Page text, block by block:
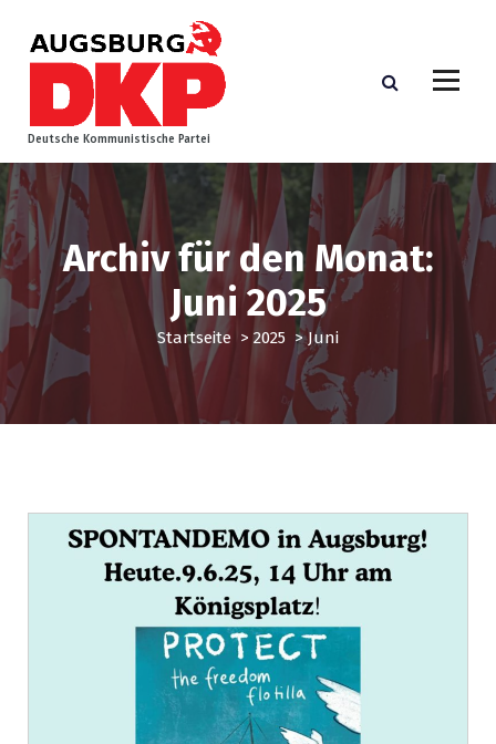
s
p
r
n
g
n
Deutsche Kommunistische Partei
Archiv für den Monat:
Juni 2025
Startseite >2025 >Juni